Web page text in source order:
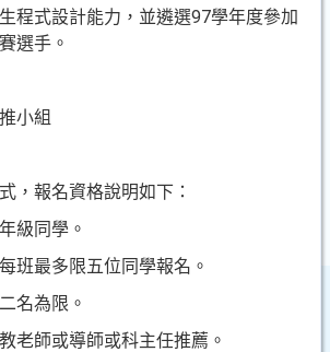
程式設計能力，並遴選97學年度參加
選手。
小組
報名資格說明如下：
級同學。
班最多限五位同學報名。
名為限。
老師或導師或科主任推薦。